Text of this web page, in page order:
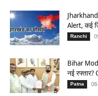
Alert, कई
Ranchi
Bihar
नई रफ्तार?
Patna